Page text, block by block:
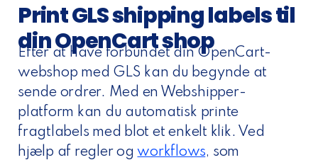
Print GLS shipping labels til
din OpenCart shop
Efter at have forbundet din OpenCart-
webshop med GLS kan du begynde at
sende ordrer. Med en Webshipper-
platform kan du automatisk printe
fragtlabels med blot et enkelt klik. Ved
hjælp af regler ogworkflows, som